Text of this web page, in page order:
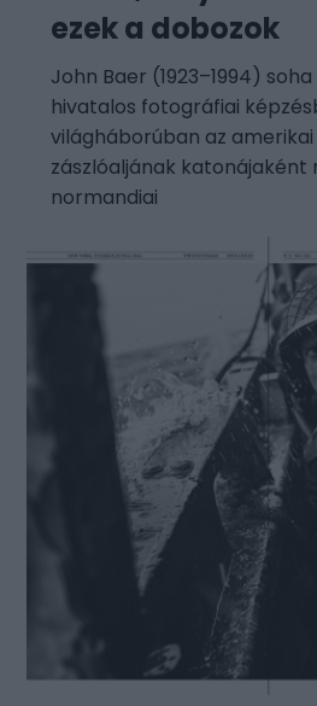
ezek a dobozok
John Baer (1923–1994)
hivatalos fotográfiai
világháborúban az
zászlóaljának katonájaként
normandiai